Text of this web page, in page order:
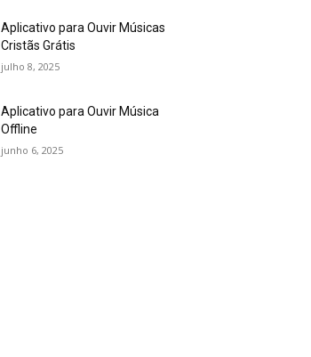
Aplicativo para Ouvir Músicas
Cristãs Grátis
julho 8, 2025
Aplicativo para Ouvir Música
Offline
junho 6, 2025